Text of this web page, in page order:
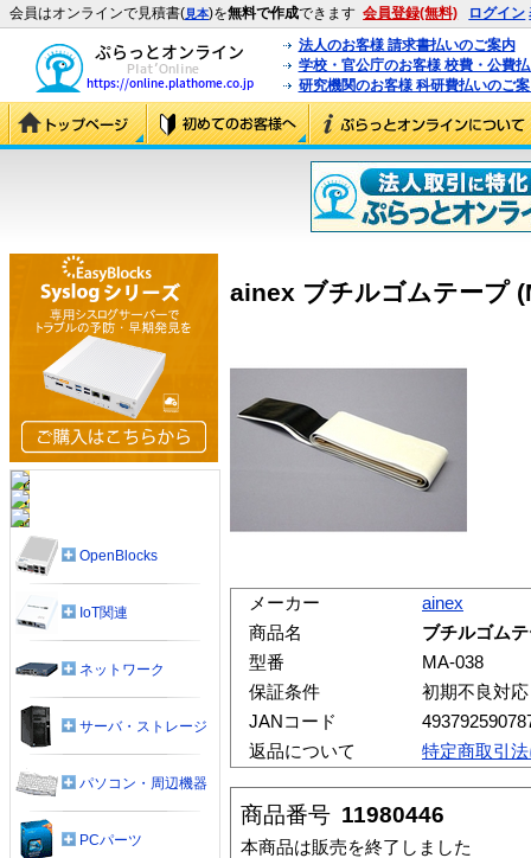
会員はオンラインで見積書(見本)を無料で作成できます 会員登録(無料) ログイン
法人のお客様 請求書払いのご案内
学校・官公庁のお客様 校費・公費
研究機関のお客様 科研費払いのご
ainex ブチルゴムテープ
メーカー
ainex
商品名
ブチルゴム
型番
MA-038
保証条件
初期不良対
JANコード
返品について
特定商取引
商品番号 11980446
本商品は販売を終了しました
OpenBlocks
IoT関連
ネットワーク
サーバ・ストレージ
パソコン・周辺機器
PCパーツ